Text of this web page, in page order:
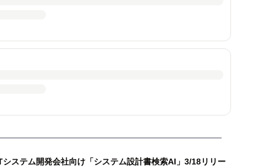
システム開発会社向け「システム設計書検索AI」3/18リリー